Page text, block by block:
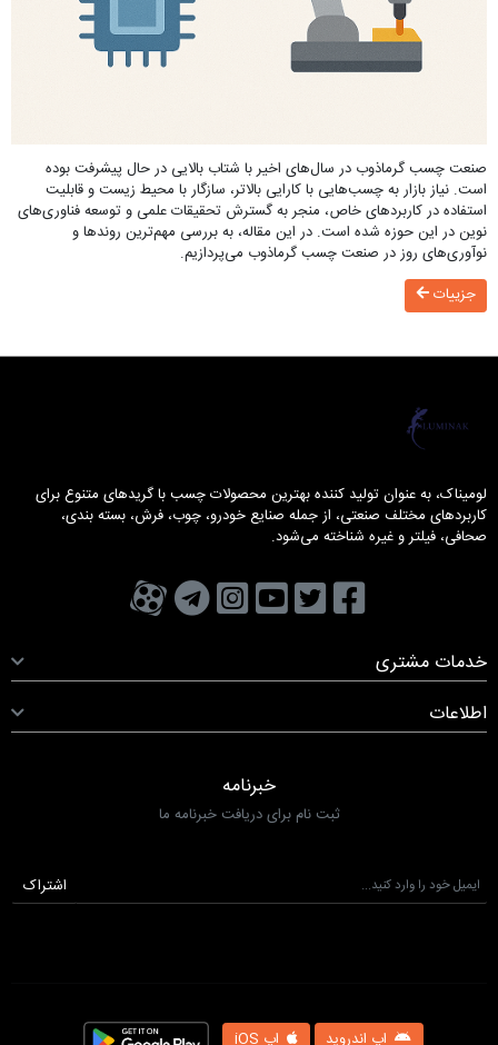
صنعت چسب گرماذوب در سال‌های اخیر با شتاب بالایی در حال پیشرفت بوده
است. نیاز بازار به چسب‌هایی با کارایی بالاتر، سازگار با محیط زیست و قابلیت
استفاده در کاربردهای خاص، منجر به گسترش تحقیقات علمی و توسعه فناوری‌های
نوین در این حوزه شده است. در این مقاله، به بررسی مهم‌ترین روندها و
نوآوری‌های روز در صنعت چسب گرماذوب می‌پردازیم.
جزییات
لومیناک، به عنوان تولید کننده بهترین محصولات چسب با گریدهای متنوع برای
کاربردهای مختلف صنعتی، از جمله صنایع خودرو، چوب، فرش، بسته بندی،
صحافی، فیلتر و غیره شناخته می‌شود.
فیسبوک
تویتریوتیوب
صفحهکانال تلگرام
کانال آپارات
خدمات مشتری
اطلاعات
خبرنامه
ثبت نام برای دریافت خبرنامه ما
اشتراک
اپ اندروید اپ iOS